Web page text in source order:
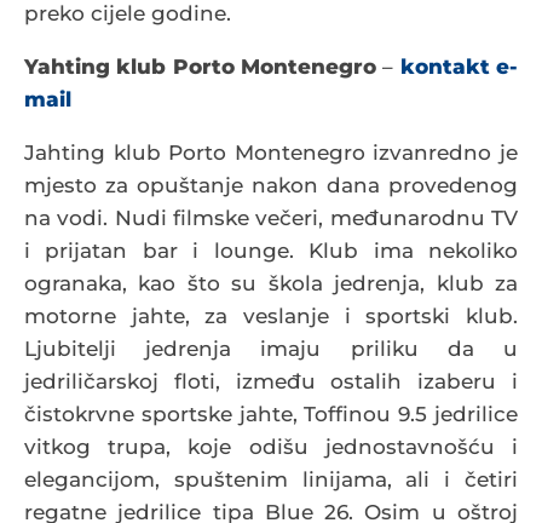
preko cijele godine.
Yahting klub Porto Montenegro – kontakt e-
mail
Jahting klub Porto Montenegro izvanredno je
mjesto za opuštanje nakon dana provedenog
na vodi. Nudi filmske večeri, međunarodnu TV
i prijatan bar i lounge. Klub ima nekoliko
ogranaka, kao što su škola jedrenja, klub za
motorne jahte, za veslanje i sportski klub.
Ljubitelji jedrenja imaju priliku da u
jedriličarskoj floti, između ostalih izaberu i
čistokrvne sportske jahte, Toffinou 9.5 jedrilice
vitkog trupa, koje odišu jednostavnošću i
elegancijom, spuštenim linijama, ali i četiri
regatne jedrilice tipa Blue 26. Osim u oštroj